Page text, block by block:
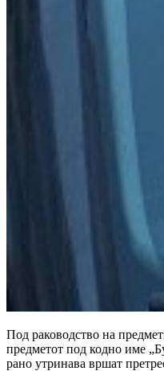
Под раководство на
предметот под кодно име
рано утринава вршат